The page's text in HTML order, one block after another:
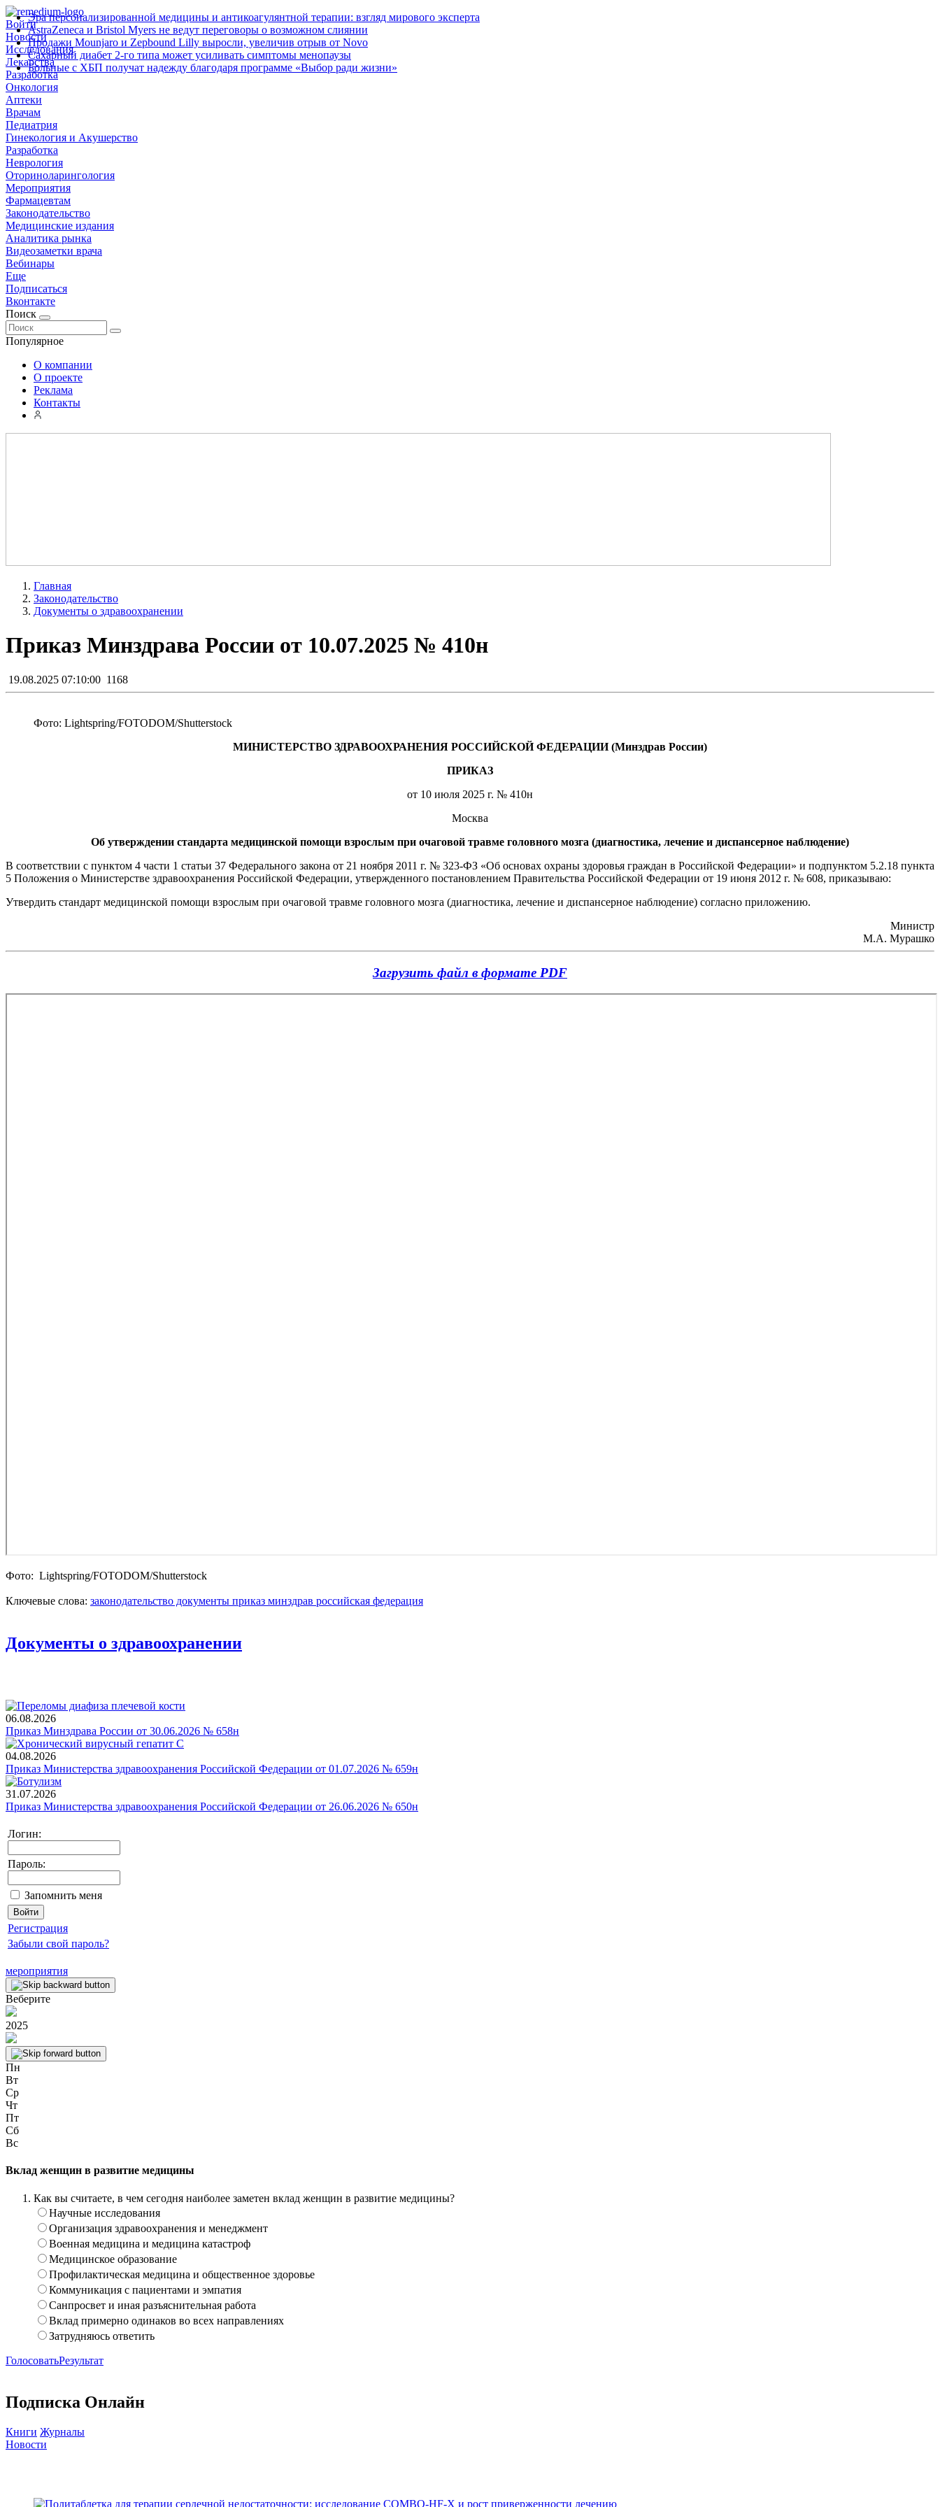
Войти
Новости
Исследования
Лекарства
Разработка
Онкология
Аптеки
Врачам
Педиатрия
Гинекология и Акушерство
Разработка
Неврология
Оториноларингология
Мероприятия
Фармацевтам
Законодательство
Медицинские издания
Аналитика рынка
Видеозаметки врача
Вебинары
Еще
Подписаться
Вконтакте
Поиск
Популярное
Эра персонализированной медицины и антикоагулянтной терапии: взгляд мирового эксперта
AstraZeneca и Bristol Myers не ведут переговоры о возможном слиянии
Продажи Mounjaro и Zepbound Lilly выросли, увеличив отрыв от Novo
Сахарный диабет 2‑го типа может усиливать симптомы менопаузы
Больные с ХБП получат надежду благодаря программе «Выбор ради жизни»
О компании
О проекте
Реклама
Контакты
Главная
Законодательство
Документы о здравоохранении
Приказ Минздрава России от 10.07.2025 № 410н
19.08.2025 07:10:00 1168
Фото: Lightspring/FOTODOM/Shutterstoсk
МИНИСТЕРСТВО ЗДРАВООХРАНЕНИЯ РОССИЙСКОЙ ФЕДЕРАЦИИ (Минздрав России)
ПРИКАЗ
от 10 июля 2025 г. № 410н
Москва
Об утверждении стандарта медицинской помощи взрослым при очаговой травме головного мозга (диагностика, лечение и диспансерное наблюдение)
В соответствии с пунктом 4 части 1 статьи 37 Федерального закона от 21 ноября 2011 г. № 323-ФЗ «Об основах охраны здоровья граждан в Российской Федерации» и подпунктом 5.2.18 пункта
5 Положения о Министерстве здравоохранения Российской Федерации, утвержденного постановлением Правительства Российской Федерации от 19 июня 2012 г. № 608, приказываю:
Утвердить стандарт медицинской помощи взрослым при очаговой травме головного мозга (диагностика, лечение и диспансерное наблюдение) согласно приложению.
Министр
М.А. Мурашко
Загрузить файл в формате PDF
Фото: Lightspring/FOTODOM/Shutterstoсk
Ключевые слова: законодательство документы приказ минздрав российская федерация
Документы о здравоохранении
06.08.2026
Приказ Минздрава России от 30.06.2026 № 658н
04.08.2026
Приказ Министерства здравоохранения Российской Федерации от 01.07.2026 № 659н
31.07.2026
Приказ Министерства здравоохранения Российской Федерации от 26.06.2026 № 650н
Логин:
Пароль:
Запомнить меня
Регистрация
Забыли свой пароль?
мероприятия
Веберите
2025
Пн
Вт
Ср
Чт
Пт
Сб
Вс
Вклад женщин в развитие медицины
Как вы считаете, в чем сегодня наиболее заметен вклад женщин в развитие медицины?
Научные исследования
Организация здравоохранения и менеджмент
Военная медицина и медицина катастроф
Медицинское образование
Профилактическая медицина и общественное здоровье
Коммуникация с пациентами и эмпатия
Санпросвет и иная разъяснительная работа
Вклад примерно одинаков во всех направлениях
Затрудняюсь ответить
ГолосоватьРезультат
Подписка Онлайн
Книги Журналы
Новости